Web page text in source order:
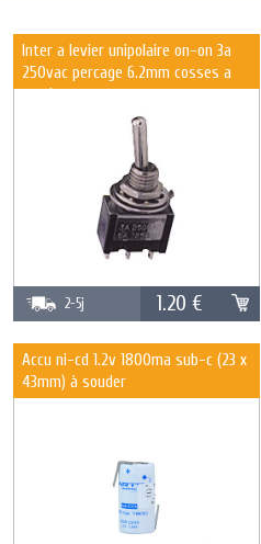
Inter a levier unipolaire on-on 3a
250vac percage 6.2mm cosses a
souder
1.20 €
2-5j
Accu ni-cd 1.2v 1800ma sub-c (23 x
43mm) à souder